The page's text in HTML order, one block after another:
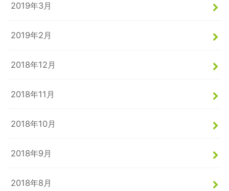
2019年3月
2019年2月
2018年12月
2018年11月
2018年10月
2018年9月
2018年8月